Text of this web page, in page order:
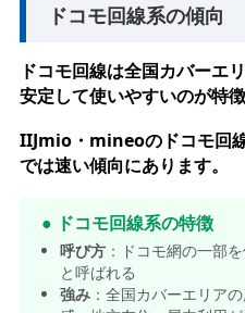
ドコモ回線系の傾向
ドコモ回線は全国カバーエ
安定して使いやすいのが特徴
IIJmio・mineoのドコモ回
では速い傾向にあります。
● ドコモ回線系の特徴
呼び方：ドコモ網の一部
と呼ばれる
強み：全国カバーエリア